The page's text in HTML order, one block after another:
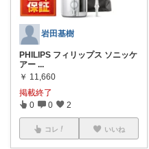
岩田基樹
PHILIPS フィリップス ソニッケ
アー ...
￥ 11,660
掲載終了
0 0 2
コレ いいね